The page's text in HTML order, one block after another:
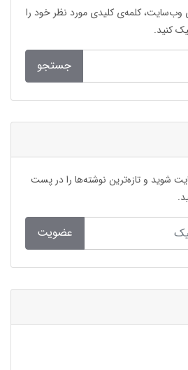
کلمه‌ی کلیدی مورد نظر خود را
کنید.
جستجو
شوید و تازه‌ترین نوشته‌ها را در پست
عضویت